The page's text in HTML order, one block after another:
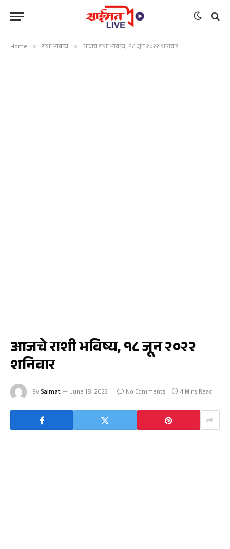
Home » राशी भविष्य » आजचे राशी भविष्य, १८ जून २०२२ शनिवार
आजचे राशी भविष्य, १८ जून २०२२
शनिवार
By Saimat June 18, 2022 No Comments 4 Mins Read